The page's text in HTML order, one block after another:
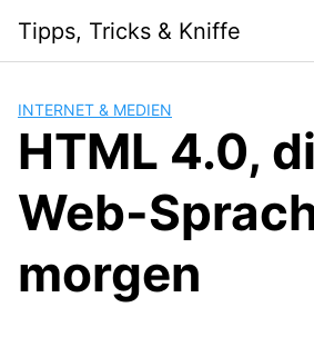
content
Tipps, Tricks & Kniffe
INTERNET & MEDIEN
HTML 4.0,
Web-
morgen